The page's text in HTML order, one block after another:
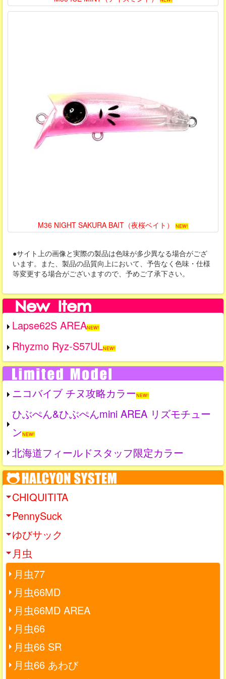
M36 NIGHT SAKURA BAIT（夜桜ベイト） NEW!
●サイト上の画像と実際の製品は色味が多少異なる場合がござ
います。また、製品の品質向上において、予告なく色味・仕様
等変更する場合がございますので、予めご了承下さい。
Lapse62S AREANEW!
Rhyzmo Ryz-S57ULNEW!
ニコバイブ チヌ攻略カラーNEW!
ひぶぺん&ひぶぺんmini AREA リズモチュー
ンNEW!
北海道フィールドスタッフ限定カラー
CHIQUITITA
PennySuck
ゆびサック
月虫
月虫77
月虫66MD
月虫66MD AREA
月虫66
月虫66 SR
月虫66 あわび